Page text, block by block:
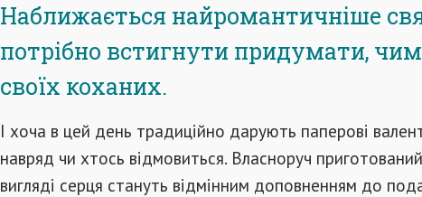
Наближається найромантичніше
потрібно встигнути придумати,
своїх коханих.
І хоча в цей день традиційно дарують паперові
навряд чи хтось відмовиться. Власноруч
вигляді серця стануть відмінним доповненням до